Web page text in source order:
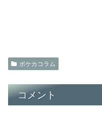
ポケカコラム
コメント